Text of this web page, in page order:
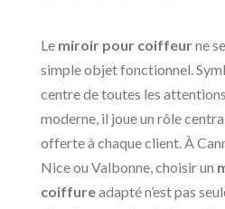
Le miroir pour coiffeurne
simple objet fonctionnel.
centre de toutes les
moderne, il joue un rôle
offerte à chaque client. À
Nice ou Valbonne, choisir un
coiffureadapté n’est pas